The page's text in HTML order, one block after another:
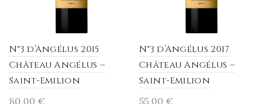
N°3 d’Angélus 2015
Château Angélus –
Saint-Emilion
80,00 €
N°3 d’Angélus 2017
Château Angélus –
Saint-Emilion
55,00 €